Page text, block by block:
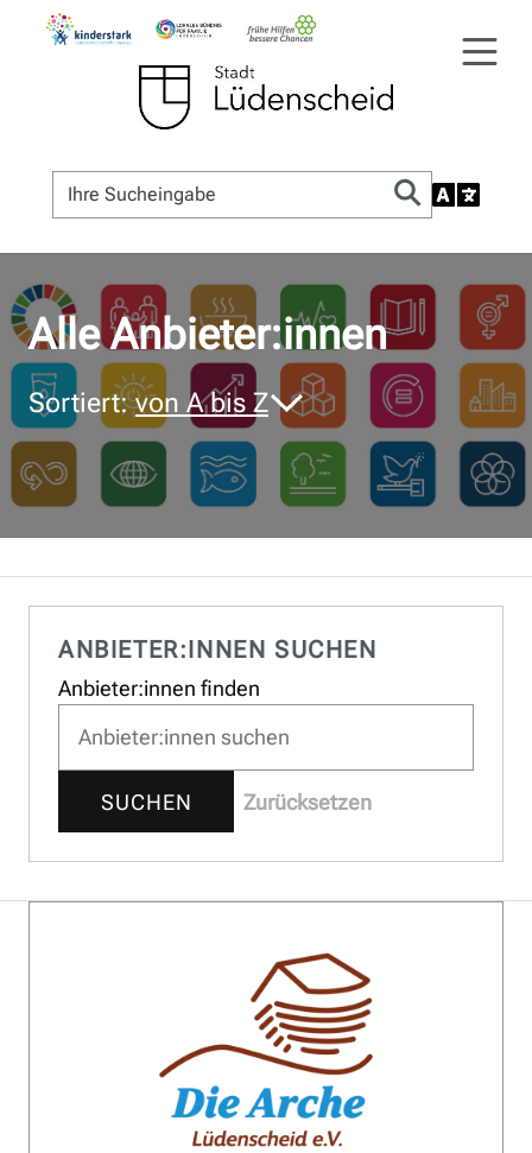
Alle Anbieter:innen
Sortiert:von A bis Z
ANBIETER:INNEN SUCHEN
Anbieter:innen finden
SUCHEN Zurücksetzen